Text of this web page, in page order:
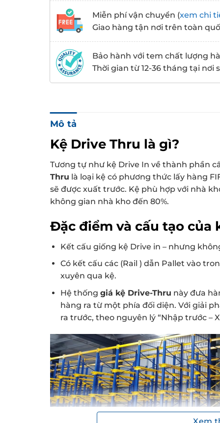
Miễn phí vận chuyển (xem chi
Giao hàng tận nơi trên toàn
Bảo hành với tem chất lượng
Thời gian từ 12-36 tháng tại nơi
Mô tả
Kệ Drive Thru là gì?
Tương tự như kệ Drive In về thành phần
Thru là loại kệ có phương thức lấy hàng
sẽ được xuất trước. Kệ phù hợp với nhà
không gian nhà kho đến 80%.
Đặc điểm và cấu tạo của
Kết cấu giống kệ Drive in – nhưng
Có kết cấu các (Rail ) dẫn Pallet vào
xuyên qua kệ.
Hệ thống giá kệ Drive-Thru này đưa
hàng ra từ một phía đối diện. Với giải
ra trước, theo nguyên lý “Nhập trước –